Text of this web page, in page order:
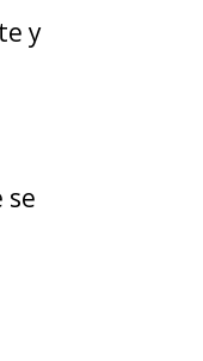
y
se